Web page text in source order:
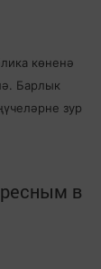
көненә
Барлык
зур
в